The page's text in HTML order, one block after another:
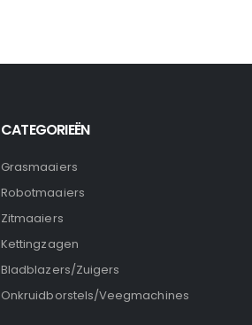
CATEGORIEËN
Grasmaaiers
Robotmaaiers
Zitmaaiers
Kettingzagen
Bladblazers/Zuigers
Onkruidborstels/Veegmachines